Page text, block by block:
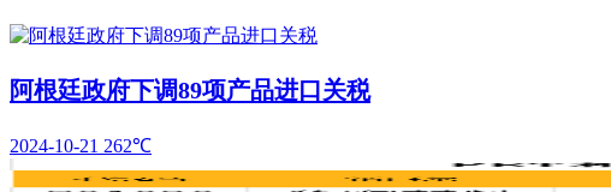
阿根廷政府下调89项产品进口关税
2024-10-21 262℃